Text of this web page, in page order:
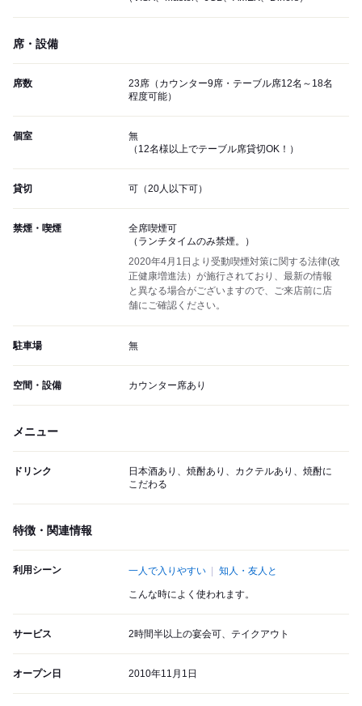
席・設備
席数
23席（カウンター9席・テーブル席12名～18名
程度可能）
個室
無
（12名様以上でテーブル席貸切OK！）
貸切 可（20人以下可）
禁煙・喫煙
全席喫煙可
（ランチタイムのみ禁煙。）
2020年4月1日より受動喫煙対策に関する法律(改
正健康増進法）が施行されており、最新の情報
と異なる場合がございますので、ご来店前に店
舗にご確認ください。
駐車場 無
空間・設備 カウンター席あり
メニュー
ドリンク
日本酒あり、焼酎あり、カクテルあり、焼酎に
こだわる
特徴・関連情報
利用シーン 一人で入りやすい 知人・友人と
こんな時によく使われます。
サービス 2時間半以上の宴会可、テイクアウト
オープン日 2010年11月1日